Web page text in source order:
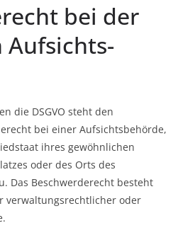
bei der
Aufsichts­
die DSGVO steht den
bei einer Aufsichtsbehörde,
ihres gewöhnlichen
oder des Orts des
Das Beschwerderecht besteht
verwaltungsrechtlicher oder